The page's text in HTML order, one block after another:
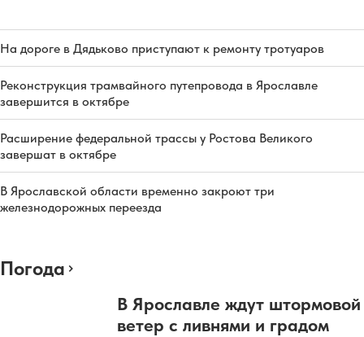
На дороге в Дядьково приступают к ремонту тротуаров
Реконструкция трамвайного путепровода в Ярославле
завершится в октябре
Расширение федеральной трассы у Ростова Великого
завершат в октябре
В Ярославской области временно закроют три
железнодорожных переезда
Погода
В Ярославле ждут штормовой
ветер с ливнями и градом